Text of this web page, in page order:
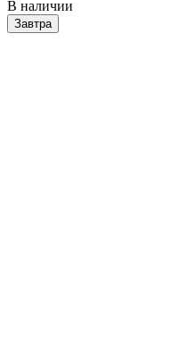
В наличии
Завтра